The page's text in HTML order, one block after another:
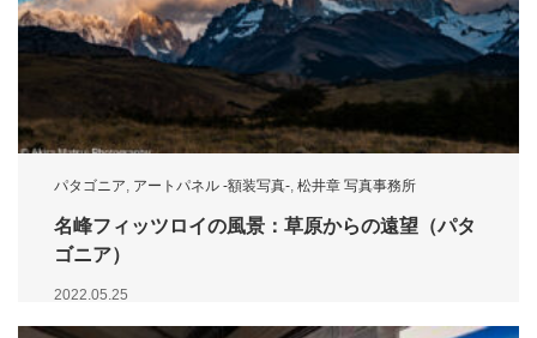
パタゴニア アートパネル -額装写真- 松井章 写真事務所
名峰フィッツロイの風景：草原からの遠望（パタ
ゴニア）
2022.05.25